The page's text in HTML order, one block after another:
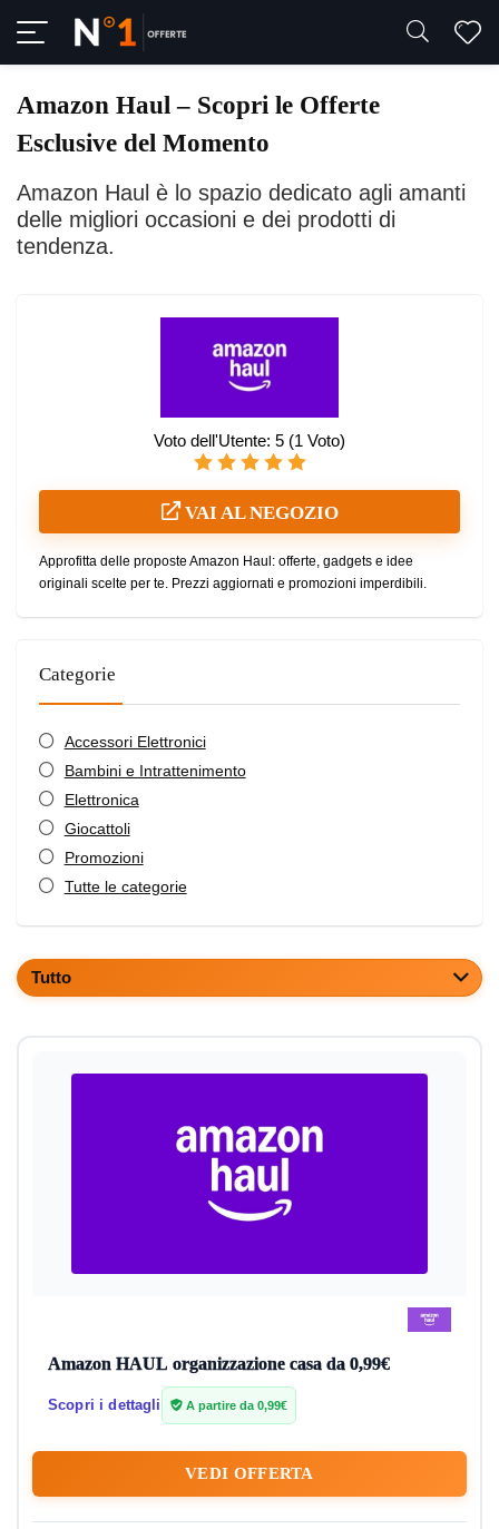
Amazon Haul – Scopri le Offerte
Esclusive del Momento
Amazon Haul è lo spazio dedicato agli amanti
delle migliori occasioni e dei prodotti di
tendenza.
Voto dell'Utente: 5 (1 Voto)
VAI AL NEGOZIO
Approfitta delle proposte Amazon Haul: offerte, gadgets e idee
originali scelte per te. Prezzi aggiornati e promozioni imperdibili.
Categorie
Accessori Elettronici
Bambini e Intrattenimento
Elettronica
Giocattoli
Promozioni
Tutte le categorie
Tutto
Amazon HAUL organizzazione casa da 0,99€
Scopri i dettagli A partire da 0,99€
VEDI OFFERTA